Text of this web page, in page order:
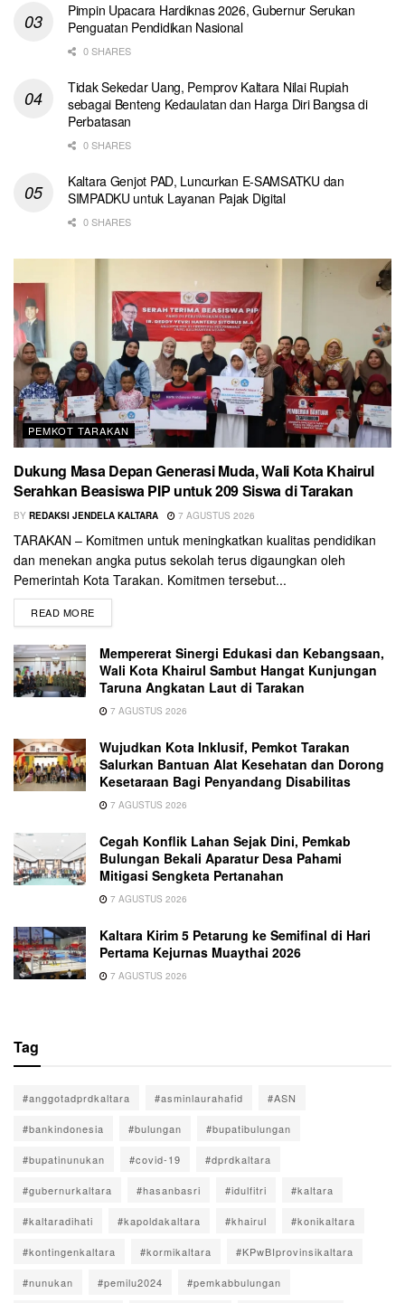
Pimpin Upacara Hardiknas 2026, Gubernur Serukan
Penguatan Pendidikan Nasional
0 SHARES
Tidak Sekedar Uang, Pemprov Kaltara Nilai Rupiah
sebagai Benteng Kedaulatan dan Harga Diri Bangsa di
Perbatasan
0 SHARES
Kaltara Genjot PAD, Luncurkan E-SAMSATKU dan
SIMPADKU untuk Layanan Pajak Digital
0 SHARES
PEMKOT TARAKAN
Dukung Masa Depan Generasi Muda, Wali Kota Khairul
Serahkan Beasiswa PIP untuk 209 Siswa di Tarakan
BY REDAKSI JENDELA KALTARA 7 AGUSTUS 2026
TARAKAN – Komitmen untuk meningkatkan kualitas pendidikan
dan menekan angka putus sekolah terus digaungkan oleh
Pemerintah Kota Tarakan. Komitmen tersebut...
READ MORE
Mempererat Sinergi Edukasi dan Kebangsaan,
Wali Kota Khairul Sambut Hangat Kunjungan
Taruna Angkatan Laut di Tarakan
7 AGUSTUS 2026
Wujudkan Kota Inklusif, Pemkot Tarakan
Salurkan Bantuan Alat Kesehatan dan Dorong
Kesetaraan Bagi Penyandang Disabilitas
7 AGUSTUS 2026
Cegah Konflik Lahan Sejak Dini, Pemkab
Bulungan Bekali Aparatur Desa Pahami
Mitigasi Sengketa Pertanahan
7 AGUSTUS 2026
Kaltara Kirim 5 Petarung ke Semifinal di Hari
Pertama Kejurnas Muaythai 2026
7 AGUSTUS 2026
Tag
#anggotadprdkaltara #asminlaurahafid #ASN
#bankindonesia #bulungan #bupatibulungan
#bupatinunukan #covid-19 #dprdkaltara
#gubernurkaltara #hasanbasri #idulfitri #kaltara
#kaltaradihati #kapoldakaltara #khairul #konikaltara
#kontingenkaltara #kormikaltara #KPwBIprovinsikaltara
#nunukan #pemilu2024 #pemkabbulungan